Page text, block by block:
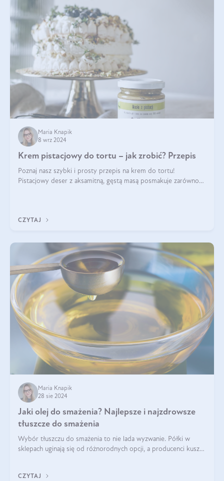
Maria Knapik
8 wrz 2024
Krem pistacjowy do tortu – jak zrobić? Przepis
Poznaj nasz szybki i prosty przepis na krem do tortu!
Pistacjowy deser z aksamitną, gęstą masą posmakuje zarówno
CZYTAJ
Maria Knapik
28 sie 2024
Jaki olej do smażenia? Najlepsze i najzdrowsze
tłuszcze do smażenia
Wybór tłuszczu do smażenia to nie lada wyzwanie. Półki w
sklepach uginają się od różnorodnych opcji, a producenci kuszą
CZYTAJ